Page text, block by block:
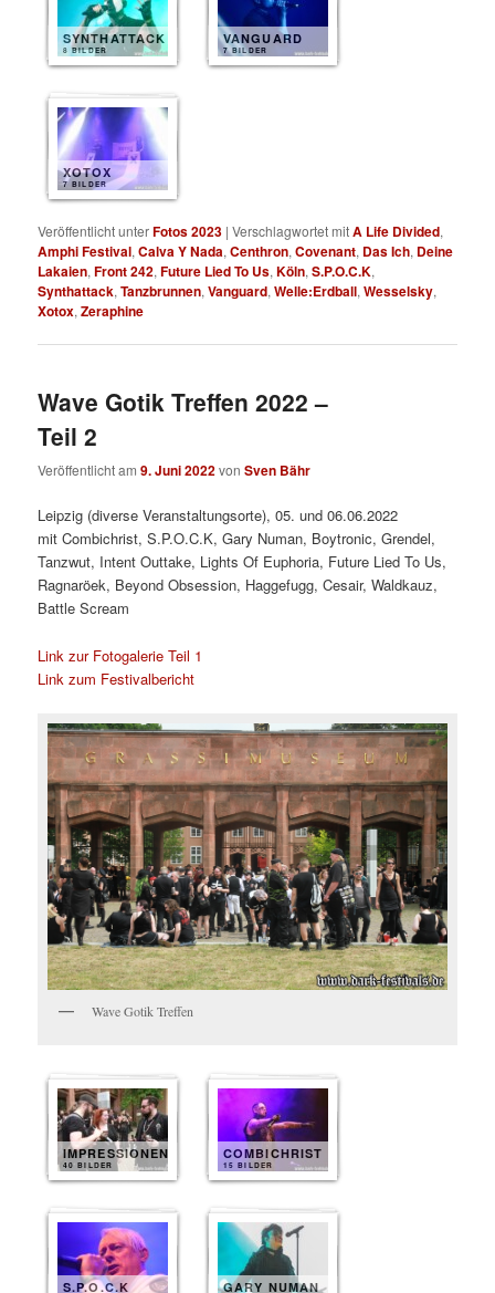
SYNTHATTACK
8 BILDER
VANGUARD
7 BILDER
XOTOX
7 BILDER
Veröffentlicht unterFotos 2023 |Verschlagwortet mitA Life Divided,
Amphi Festival,Calva Y Nada,Centhron,Covenant, Das Ich, Deine
Lakaien,Front 242,Future Lied To Us,Köln,S.P.O.C.K,
Synthattack,Tanzbrunnen,Vanguard,Welle:Erdball,Wesselsky,
Xotox,Zeraphine
Wave Gotik Treffen 2022 –
Teil 2
Veröffentlicht am9. Juni 2022vonSven Bähr
Leipzig (diverse Veranstaltungsorte), 05. und 06.06.2022
mit Combichrist, S.P.O.C.K, Gary Numan, Boytronic, Grendel,
Tanzwut, Intent Outtake, Lights Of Euphoria, Future Lied To Us,
Ragnaröek, Beyond Obsession, Haggefugg, Cesair, Waldkauz,
Battle Scream
Link zur Fotogalerie Teil 1
Link zum Festivalbericht
Wave Gotik Treffen
IMPRESSIONEN
40 BILDER
COMBICHRIST
15 BILDER
S.P.O.C.K GARY NUMAN